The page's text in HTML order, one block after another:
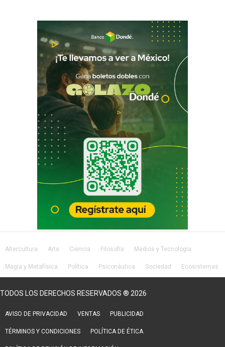
Altercultura Arte Ciencia Filosofía Medios y Tecnología
Magia y Metafísica Política Psiconáutica Sociedad Ecosistemas
TODOS LOS DERECHOS RESERVADOS ® 2026
AVISO DE PRIVACIDAD VENTAS PUBLICIDAD
TÉRMINOS Y CONDICIONES POLÍTICA DE ÉTICA